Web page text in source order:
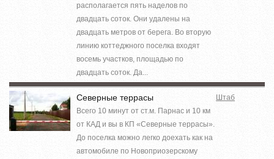
располагается пять наделов по
двадцать соток. Они удалены на
двадцать метров от берега. Во вторую
линию коттеджного поселка входят
восемь участков, площадью по
двадцать соток. Да...
Северные террасы
Всего 10 минут от ст.м. Парнас и 10 км
от КАД и вы в КП «Северные террасы».
До поселка можно легко доехать как на
автомобиле по Новоприозерскому
Штаб